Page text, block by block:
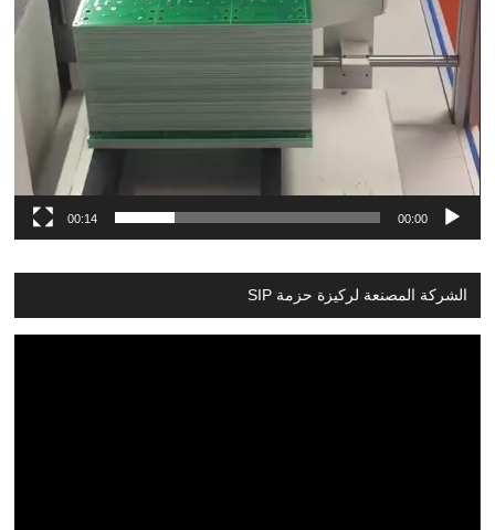
00:00
00:14
الشركة المصنعة لركيزة حزمة SIP